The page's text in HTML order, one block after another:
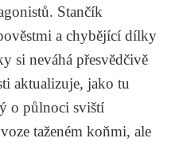
Stančík
a chybějící dílky
si neváhá přesvědčivě
aktualizuje, jako tu
o půlnoci sviští
taženém koňmi, ale